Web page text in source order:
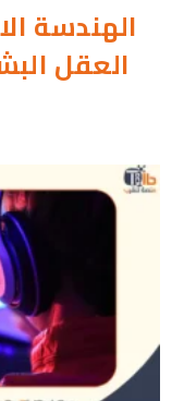
الهندسة
العقل